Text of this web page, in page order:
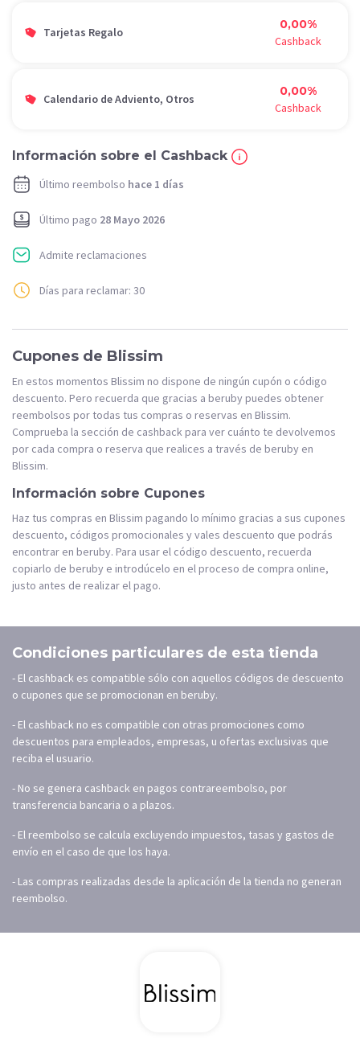
Tarjetas Regalo
0,00%
Cashback
Calendario de Adviento, Otros
0,00%
Cashback
Información sobre el Cashback
Último reembolso hace 1 días
Último pago 28 Mayo 2026
Admite reclamaciones
Días para reclamar: 30
Cupones de Blissim
En estos momentos Blissim no dispone de ningún cupón o código
descuento. Pero recuerda que gracias a beruby puedes obtener
reembolsos por todas tus compras o reservas en Blissim.
Comprueba la sección de cashback para ver cuánto te devolvemos
por cada compra o reserva que realices a través de beruby en
Blissim.
Información sobre Cupones
Haz tus compras en Blissim pagando lo mínimo gracias a sus cupones
descuento, códigos promocionales y vales descuento que podrás
encontrar en beruby. Para usar el código descuento, recuerda
copiarlo de beruby e introdúcelo en el proceso de compra online,
justo antes de realizar el pago.
Condiciones particulares de esta tienda
- El cashback es compatible sólo con aquellos códigos de descuento
o cupones que se promocionan en beruby.
- El cashback no es compatible con otras promociones como
descuentos para empleados, empresas, u ofertas exclusivas que
reciba el usuario.
- No se genera cashback en pagos contrareembolso, por
transferencia bancaria o a plazos.
- El reembolso se calcula excluyendo impuestos, tasas y gastos de
envío en el caso de que los haya.
- Las compras realizadas desde la aplicación de la tienda no generan
reembolso.